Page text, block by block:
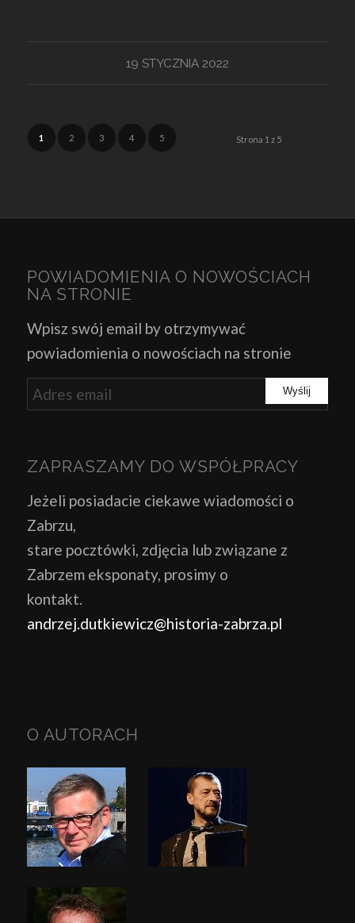
19 STYCZNIA 2022
Strona 1 z 5
1 2 3 4 5
POWIADOMIENIA O NOWOŚCIACH
NA STRONIE
Wpisz swój email by otrzymywać
powiadomienia o nowościach na stronie
ZAPRASZAMY DO WSPÓŁPRACY
Jeżeli posiadacie ciekawe wiadomości o
Zabrzu,
stare pocztówki, zdjęcia lub związane z
Zabrzem eksponaty, prosimy o
kontakt.
andrzej.dutkiewicz@historia-zabrza.pl
O AUTORACH